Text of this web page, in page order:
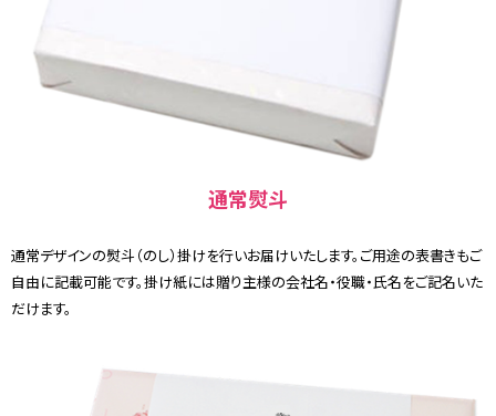
通常熨斗
通常デザインの熨斗（のし）掛けを行いお届けいたします。ご用途の表書きもご
自由に記載可能です。掛け紙には贈り主様の会社名・役職・氏名をご記名いた
だけます。